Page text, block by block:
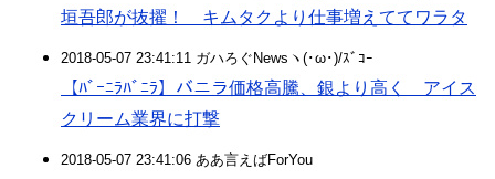
垣吾郎が抜擢！ キムタクより仕事増えててワラタ
2018-05-07 23:41:11 ガハろぐNewsヽ(･ω･)/ｽﾞｺｰ
【ﾊﾞｰﾆﾗﾊﾞﾆﾗ】バニラ価格高騰、銀より高く アイス
クリーム業界に打撃
2018-05-07 23:41:06 ああ言えばForYou